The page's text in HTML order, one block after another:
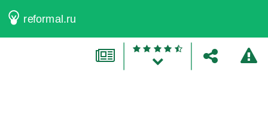
reformal.ru